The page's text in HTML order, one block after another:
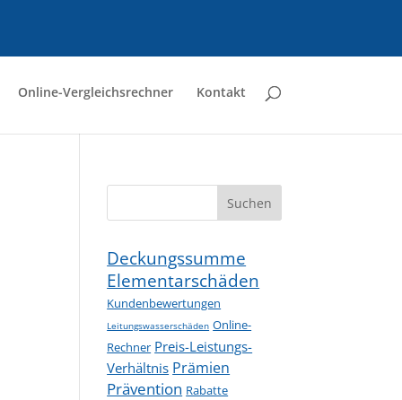
Online-Vergleichsrechner Kontakt
Suchen
Deckungssumme
Elementarschäden
Kundenbewertungen
Leitungswasserschäden Online-
Rechner Preis-Leistungs-
Verhältnis Prämien
Prävention Rabatte